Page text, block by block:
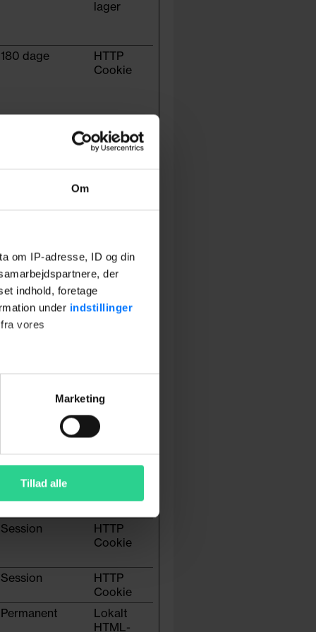
Om
om IP-adresse, ID og din
der
indhold, foretage
under indstillinger
vores
Marketing
Tillad alle
lager
180 dage
HTTP
Cookie
Pixel
Tracker
7 dage
HTTP
Cookie
HTTP
Cookie
1 år
HTTP
Cookie
Session
HTTP
Cookie
Session
HTTP
Cookie
Permanent
Lokalt
HTML-